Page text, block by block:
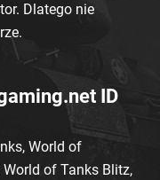
Dlatego nie
ID
World of
of Tanks Blitz,